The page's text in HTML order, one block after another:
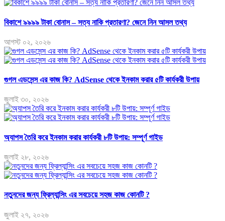
বিকাশে ৯৯৯৯ টাকা বোনাস – সত্য নাকি প্রতারণা? জেনে নিন আসল তথ্য
আগস্ট ০২, ২০২৬
গুগল এডসেন্স এর কাজ কি? AdSense থেকে ইনকাম করার ৫টি কার্যকরী উপায়
জুলাই ৩০, ২০২৬
অ্যাপস তৈরি করে ইনকাম করার কার্যকরী ৮টি উপায়: সম্পূর্ণ গাইড
জুলাই ২৮, ২০২৬
নতুনদের জন্য ফ্রিল্যান্সিং এর সবচেয়ে সহজ কাজ কোনটি ?
জুলাই ২৭, ২০২৬